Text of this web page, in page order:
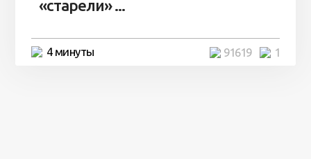
«старели» ...
4 минуты 1
91619